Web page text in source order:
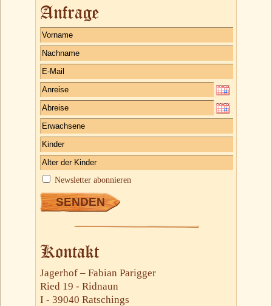
Anfrage
Newsletter abonnieren
Kontakt
Jagerhof – Fabian Parigger
Ried 19 - Ridnaun
I - 39040 Ratschings